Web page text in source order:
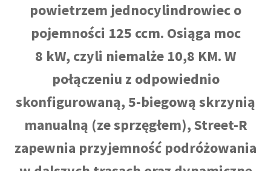
powietrzem jednocylindrowiec o
pojemności 125 ccm. Osiąga moc
8 kW, czyli niemalże 10,8 KM. W
połączeniu z odpowiednio
skonfigurowaną, 5-biegową skrzynią
manualną (ze sprzęgłem), Street-R
zapewnia przyjemność podróżowania